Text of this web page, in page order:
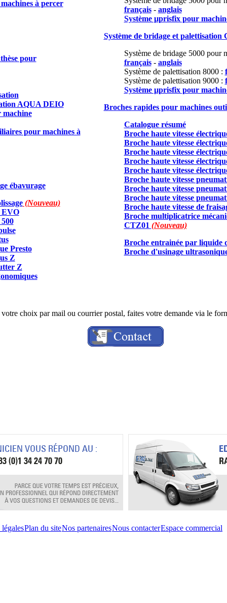
à percer
pour
AQUA DEIO
pour machines à
ébavurage
(Nouveau)
EVO
Presto
Z
Z
français- anglais
Système µprisfix pour
Système de bridage et palettisation
Système de bridage 5000 pour
français- anglais
Système de palettisation 8000 :
Système de palettisation 9000 :
Système µprisfix pour
Broches rapides pour machines
Catalogue résumé
Broche haute vitesse
Broche haute vitesse
Broche haute vitesse
Broche haute vitesse
Broche haute vitesse
Broche haute vitesse
Broche haute vitesse
Broche haute vitesse
Broche haute vitesse de
Broche multiplicatrice
CTZ01 (Nouveau)
Broche entrainée par liquide
Broched'usinage
choix par mail ou courrier postal, faites votre demande via le
Plan du siteNos partenairesNous contacterEspace commercial